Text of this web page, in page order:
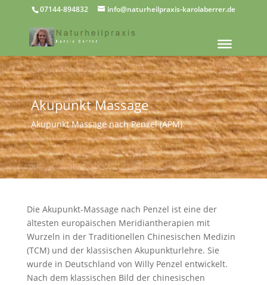
07144-894832 info@naturheilpraxis-karolaberrer.de
Akupunkt Massage
Akupunkt Massage nach Penzel (APM)
Die Akupunkt-Massage nach Penzel ist eine der
ältesten europäischen Meridiantherapien mit
Wurzeln in der Traditionellen Chinesischen Medizin
(TCM) und der klassischen Akupunkturlehre. Sie
wurde in Deutschland von Willy Penzel entwickelt.
Nach dem klassischen Bild der chinesischen